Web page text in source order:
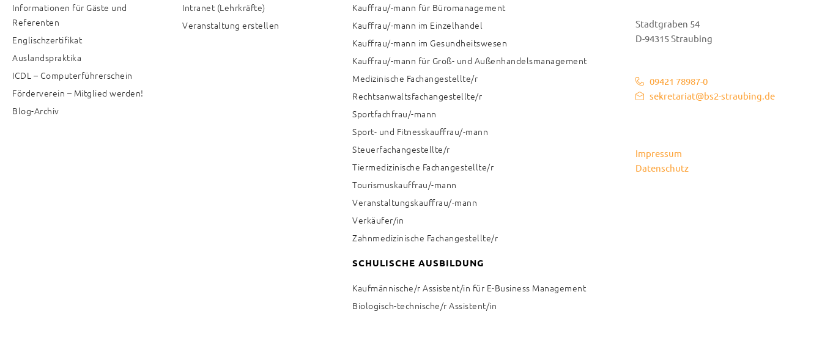
Informationen für Gäste und
Referenten
Englischzertifikat
Auslandspraktika
ICDL – Computerführerschein
Förderverein – Mitglied werden!
Blog-Archiv
Intranet (Lehrkräfte)
Veranstaltung erstellen
Kauffrau/-mann für Büromanagement
Kauffrau/-mann im Einzelhandel
Kauffrau/-mann im Gesundheitswesen
Kauffrau/-mann für Groß- und Außenhandelsmanagement
Medizinische Fachangestellte/r
Rechtsanwaltsfachangestellte/r
Sportfachfrau/-mann
Sport- und Fitnesskauffrau/-mann
Steuerfachangestellte/r
Tiermedizinische Fachangestellte/r
Tourismuskauffrau/-mann
Veranstaltungskauffrau/-mann
Verkäufer/in
Zahnmedizinische Fachangestellte/r
SCHULISCHE AUSBILDUNG
Kaufmännische/r Assistent/in für E-Business Management
Biologisch-technische/r Assistent/in
Stadtgraben 54
D-94315 Straubing
09421 78987-0
sekretariat@bs2-straubing.de
Impressum
Datenschutz